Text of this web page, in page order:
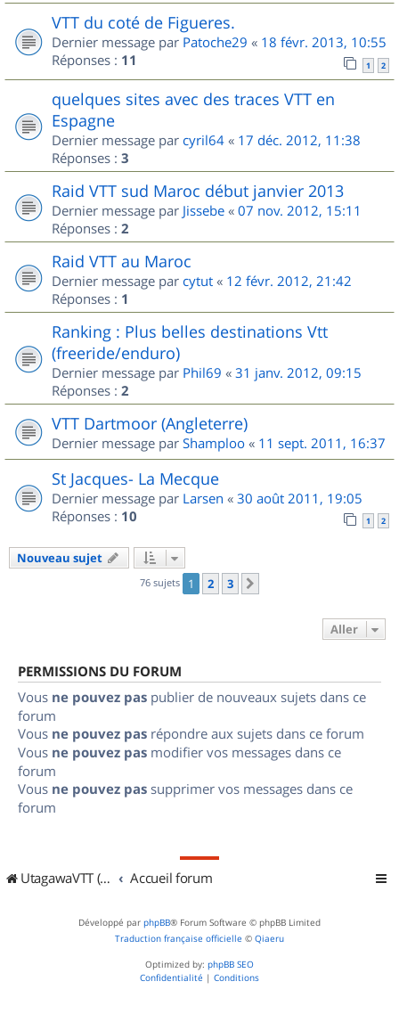
VTT du coté de Figueres.
Dernier message par Patoche29 « 18 févr. 2013, 10:55
Réponses : 11 1 2
quelques sites avec des traces VTT en
Espagne
Dernier message par cyril64 « 17 déc. 2012, 11:38
Réponses : 3
Raid VTT sud Maroc début janvier 2013
Dernier message par Jissebe « 07 nov. 2012, 15:11
Réponses : 2
Raid VTT au Maroc
Dernier message par cytut « 12 févr. 2012, 21:42
Réponses : 1
Ranking : Plus belles destinations Vtt
(freeride/enduro)
Dernier message par Phil69 « 31 janv. 2012, 09:15
Réponses : 2
VTT Dartmoor (Angleterre)
Dernier message par Shamploo « 11 sept. 2011, 16:37
St Jacques- La Mecque
Dernier message par Larsen « 30 août 2011, 19:05
Réponses : 10 1 2
Nouveau sujet
76 sujets 1 2 3
Aller
PERMISSIONS DU FORUM
Vous ne pouvez pas publier de nouveaux sujets dans ce
forum
Vous ne pouvez pas répondre aux sujets dans ce forum
Vous ne pouvez pas modifier vos messages dans ce
forum
Vous ne pouvez pas supprimer vos messages dans ce
forum
UtagawaVTT (Randos VTT et VTTAE avec traces GPS) Accueil forum
Développé par phpBB® Forum Software © phpBB Limited
Traduction française officielle © Qiaeru
Optimized by: phpBB SEO
Confidentialité | Conditions